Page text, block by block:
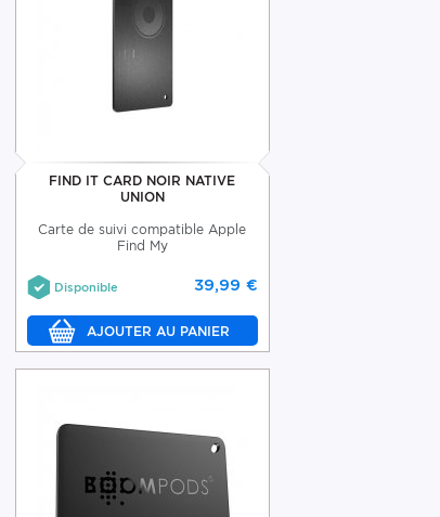
FIND IT CARD NOIR NATIVE
UNION
Carte de suivi compatible Apple
Find My
39,99 €
Disponible